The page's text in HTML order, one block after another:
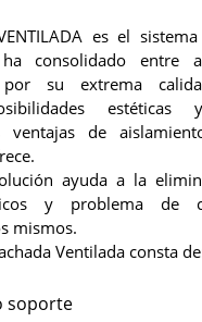
es el
consolidado entre
por su extrema
ventajas de
ayuda a la
y problema de
mismos.
Ventilada consta
soporte